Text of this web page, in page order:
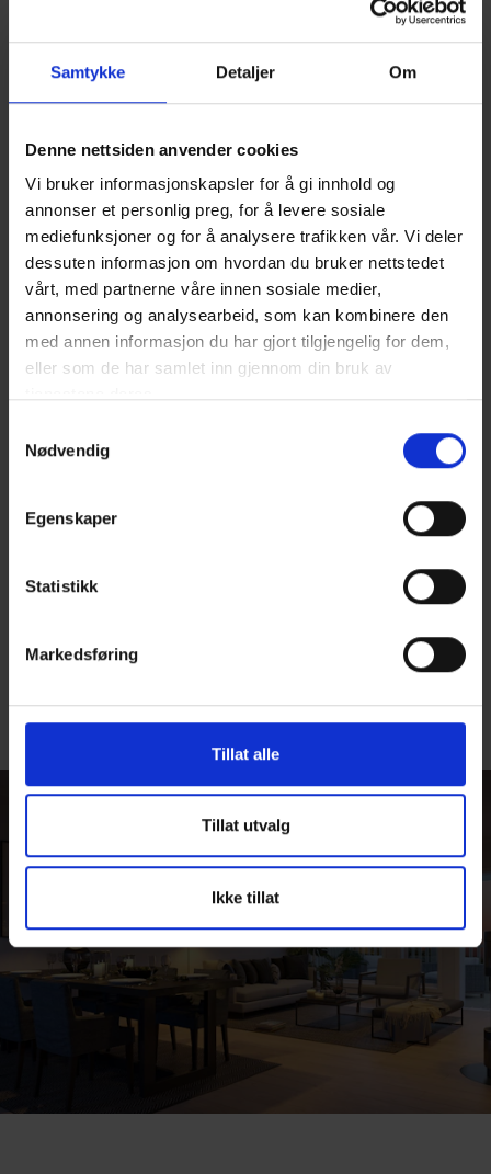
Samtykke Detaljer Om
Denne nettsiden anvender cookies
Vi bruker informasjonskapsler for å gi innhold og
annonser et personlig preg, for å levere sosiale
mediefunksjoner og for å analysere trafikken vår. Vi deler
dessuten informasjon om hvordan du bruker nettstedet
vårt, med partnerne våre innen sosiale medier,
annonsering og analysearbeid, som kan kombinere den
med annen informasjon du har gjort tilgjengelig for dem,
eller som de har samlet inn gjennom din bruk av
Nødvendig
Egenskaper
Statistikk
Markedsføring
Tillat alle
Tillat utvalg
Ikke tillat
Skrå tomt